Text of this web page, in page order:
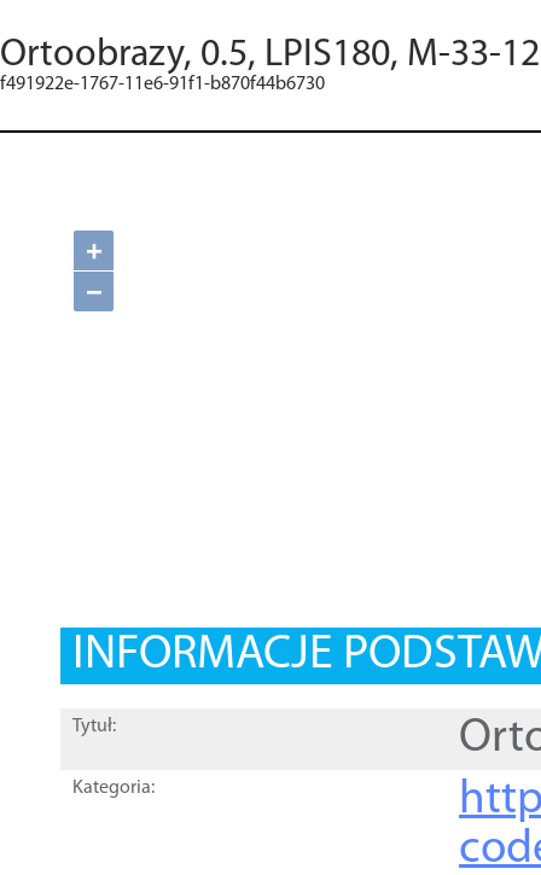
Ortoobrazy, 0.5, LPIS180, M-33-
f491922e-1767-11e6-91f1-b870f44b6730
+
−
INFORMACJE
Tytuł:
Kategoria: